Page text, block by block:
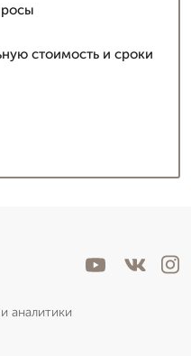
стоимость и сроки
аналитики